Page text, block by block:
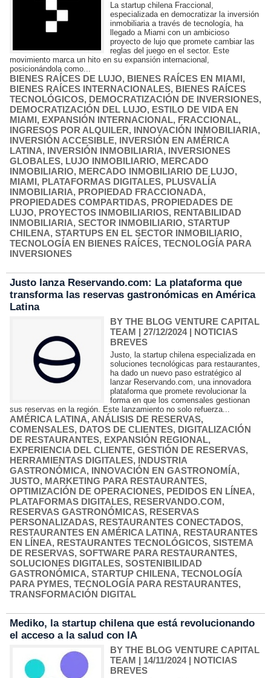
La startup chilena Fraccional,
especializada en democratizar la inversión
inmobiliaria a través de tecnología, ha
llegado a Miami con un ambicioso
proyecto de lujo que promete cambiar las
reglas del juego en el sector. Este
movimiento marca un hito en su expansión internacional,
posicionándola como...
BIENES RAÍCES DE LUJO, BIENES RAÍCES EN MIAMI,
BIENES RAÍCES INTERNACIONALES, BIENES RAÍCES
TECNOLÓGICOS, DEMOCRATIZACIÓN DE INVERSIONES,
DEMOCRATIZACIÓN DEL LUJO, ESTILO DE VIDA EN
MIAMI, EXPANSIÓN INTERNACIONAL, FRACCIONAL,
INGRESOS POR ALQUILER, INNOVACIÓN INMOBILIARIA,
INVERSIÓN ACCESIBLE, INVERSIÓN EN AMÉRICA
LATINA, INVERSIÓN INMOBILIARIA, INVERSIONES
GLOBALES, LUJO INMOBILIARIO, MERCADO
INMOBILIARIO, MERCADO INMOBILIARIO DE LUJO,
MIAMI, PLATAFORMAS DIGITALES, PLUSVALÍA
INMOBILIARIA, PROPIEDAD FRACCIONADA,
PROPIEDADES COMPARTIDAS, PROPIEDADES DE
LUJO, PROYECTOS INMOBILIARIOS, RENTABILIDAD
INMOBILIARIA, SECTOR INMOBILIARIO, STARTUP
CHILENA, STARTUPS EN EL SECTOR INMOBILIARIO,
TECNOLOGÍA EN BIENES RAÍCES, TECNOLOGÍA PARA
INVERSIONES
Justo lanza Reservando.com: La plataforma que
transforma las reservas gastronómicas en América
Latina
BY THE BLOG VENTURE CAPITAL
TEAM | 27/12/2024| NOTICIAS
BREVES
Justo, la startup chilena especializada en
soluciones tecnológicas para restaurantes,
ha dado un nuevo paso estratégico al
lanzar Reservando.com, una innovadora
plataforma que promete revolucionar la
forma en que los comensales gestionan
sus reservas en la región. Este lanzamiento no solo refuerza...
AMÉRICA LATINA, ANÁLISIS DE RESERVAS,
COMENSALES, DATOS DE CLIENTES, DIGITALIZACIÓN
DE RESTAURANTES, EXPANSIÓN REGIONAL,
EXPERIENCIA DEL CLIENTE, GESTIÓN DE RESERVAS,
HERRAMIENTAS DIGITALES, INDUSTRIA
GASTRONÓMICA, INNOVACIÓN EN GASTRONOMÍA,
JUSTO, MARKETING PARA RESTAURANTES,
OPTIMIZACIÓN DE OPERACIONES, PEDIDOS EN LÍNEA,
PLATAFORMAS DIGITALES, RESERVANDO.COM,
RESERVAS GASTRONÓMICAS, RESERVAS
PERSONALIZADAS, RESTAURANTES CONECTADOS,
RESTAURANTES EN AMÉRICA LATINA, RESTAURANTES
EN LÍNEA, RESTAURANTES TECNOLÓGICOS, SISTEMA
DE RESERVAS, SOFTWARE PARA RESTAURANTES,
SOLUCIONES DIGITALES, SOSTENIBILIDAD
GASTRONÓMICA, STARTUP CHILENA, TECNOLOGÍA
PARA PYMES, TECNOLOGÍA PARA RESTAURANTES,
TRANSFORMACIÓN DIGITAL
Mediko, la startup chilena que está revolucionando
el acceso a la salud con IA
BY THE BLOG VENTURE CAPITAL
TEAM | 14/11/2024| NOTICIAS
BREVES